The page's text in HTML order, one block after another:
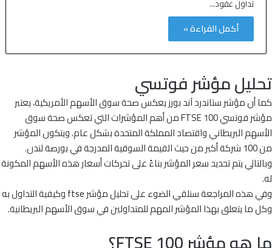
تداول عقود…
أكمل القراءة »
تحليل مؤشر فوتسي
كما أن مؤشر ستاندرد آند بورز يعكس صحة سوق الأسهم الأمريكية، يعتبر
مؤشر فوتسي FTSE 100 من أهم المؤشرات التي تعكس صحة سوق
الأسهم البريطاني واقتصاد المملكة المتحدة بشكل عام. ويتكون المؤشر
من 100 شركة أكبر من حيث القيمة السوقية المدرجة في بورصة لندن.
وبالتالي يتم تحديد سعر المؤشر بناءً على تحركات أسعار هذه الأسهم المكونة
له.
وفي هذه المراجعة سنلقي الضوء على تحليل مؤشر ftse وكيفية التداول به
وكل ما يتعلق بهذا المؤشر المهم للمتداولين في سوق الأسهم البريطانية.